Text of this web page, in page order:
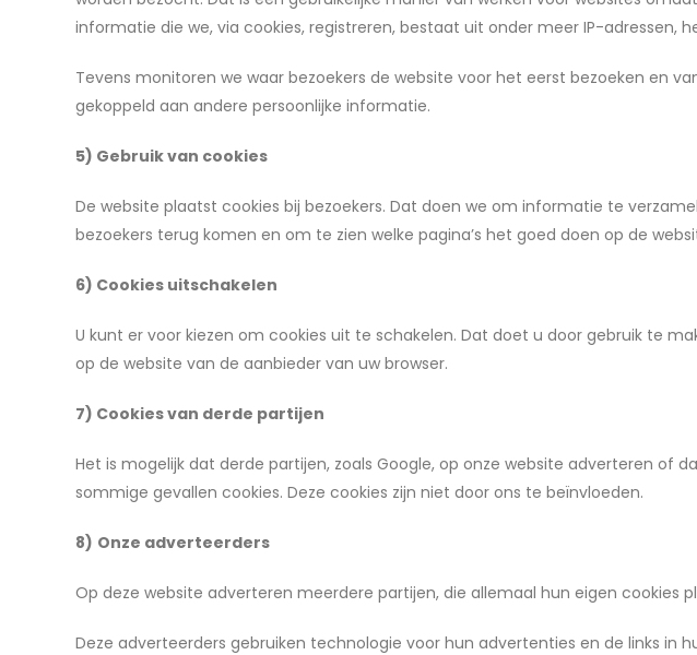
informatie die we, via cookies, registreren, bestaat uit onder meer IP-adressen,
Tevens monitoren we waar bezoekers de website voor het eerst bezoeken en
gekoppeld aan andere persoonlijke informatie.
5) Gebruik van cookies
De website plaatst cookies bij bezoekers. Dat doen we om informatie te
bezoekers terug komen en om te zien welke pagina’s het goed doen op de
6) Cookies uitschakelen
U kunt er voor kiezen om cookies uit te schakelen. Dat doet u door gebruik te
op de website van de aanbieder van uw browser.
7) Cookies van derde partijen
Het is mogelijk dat derde partijen, zoals Google, op onze website adverteren of
sommige gevallen cookies. Deze cookies zijn niet door ons te beïnvloeden.
8) Onze adverteerders
Op deze website adverteren meerdere partijen, die allemaal hun eigen cookies
Deze adverteerders gebruiken technologie voor hun advertenties en de links in